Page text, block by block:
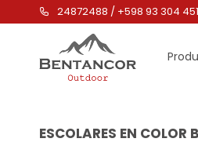
24872488 / +598 93 304 451
ESCOLARES EN COLOR